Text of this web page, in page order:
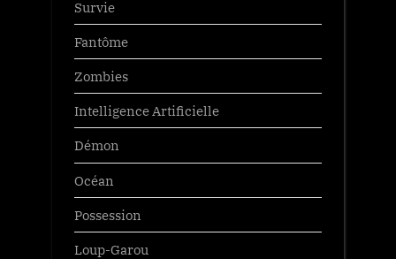
Survie
Fantôme
Zombies
Intelligence Artificielle
Démon
Océan
Possession
Loup-Garou